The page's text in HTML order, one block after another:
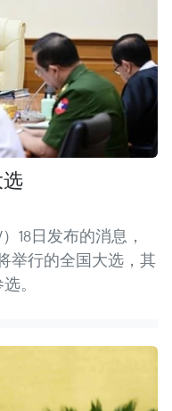
18日发布的消息，
举行的全国大选，其
。